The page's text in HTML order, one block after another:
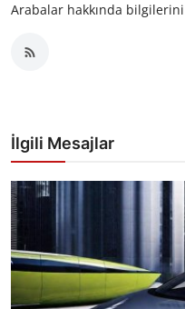
Arabalar hakkında
İlgili Mesajlar